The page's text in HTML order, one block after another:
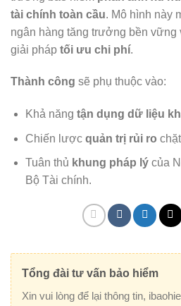
tài chính toàn cầu. Mô hình này
ngân hàng tăng trưởng bền vững
giải pháp tối ưu chi phí.
Thành công sẽ phụ thuộc vào:
Khả năng tận dụng dữ liệu
Chiến lược quản trị rủi ro
Tuân thủ khung pháp lýcủa
Bộ Tài chính.
Tổng đài tư vấn bảo hiểm
Xin vui lòng để lại thông tin,